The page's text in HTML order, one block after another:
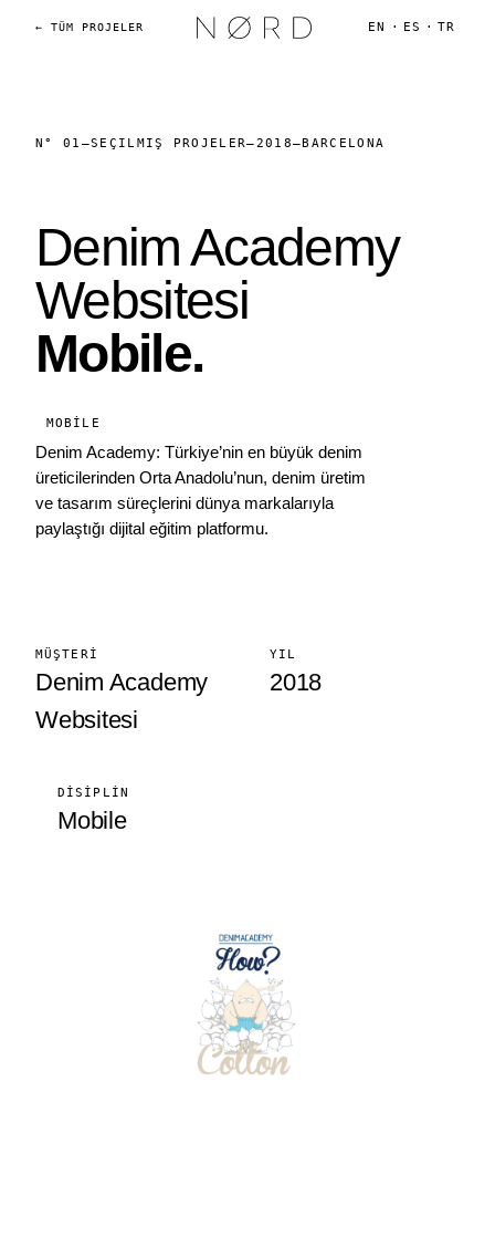
← TÜM PROJELER EN · ES · TR
N° 01 —SEÇILMIŞ PROJELER—2018—BARCELONA
Denim Academy
Websitesi
Mobile.
MOBILE
Denim Academy: Türkiye’nin en büyük denim
üreticilerinden Orta Anadolu’nun, denim üretim
ve tasarım süreçlerini dünya markalarıyla
paylaştığı dijital eğitim platformu.
MÜŞTERI
Denim Academy
Websitesi
YIL
2018
DISIPLIN
Mobile